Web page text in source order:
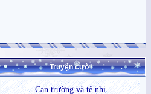
Truyện cười